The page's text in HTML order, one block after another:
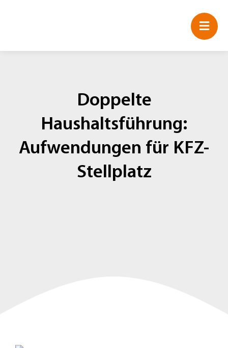
Doppelte
Haushaltsführung:
Aufwendungen für KFZ-
Stellplatz